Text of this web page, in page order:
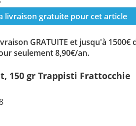
livraison gratuite pour cet article
GRATUITE et jusqu'à 1500€
seulement 8,90€/an.
150 gr Trappisti Frattocchie